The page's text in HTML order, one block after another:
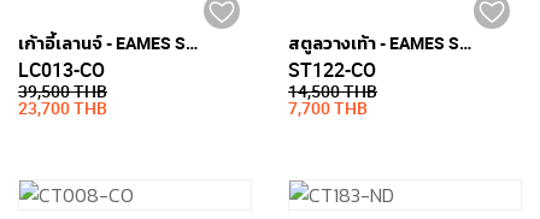
เก้าอี้เลานจ์ - EAMES STYLE (หนังแท้)
LC013-CO
39,500 THB
23,700 THB
สตูลวางเท้า - EAMES STYLE (หนังแท้)
ST122-CO
14,500 THB
7,700 THB